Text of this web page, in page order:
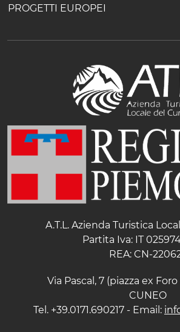
PROGETTI EUROPEI
A.T.L. Azienda Turistica
Partita Iva: IT
REA: CN-
Via Pascal, 7 (piazza ex
CUNEO
Tel. +39.0171.690217 - Email: